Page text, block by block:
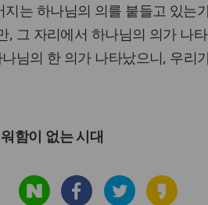
는 하나님의 의를 붙들고 있는
, 그 자리에서 하나님의 의가 나
님의 한 의가 나타났으니, 우리
함이 없는 시대